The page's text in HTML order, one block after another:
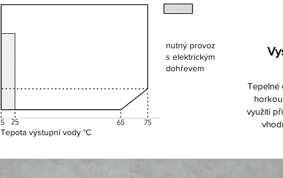
Tepota výstupní vody °C
nutný provoz
s elektrickým
dohřevem
Tepelné
využití